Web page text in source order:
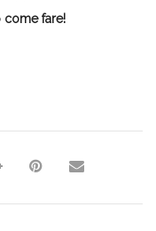
come fare!